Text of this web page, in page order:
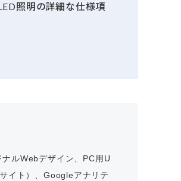
LED照明の詳細な仕様項
ナルWebデザイン、 PC用 U
イト） 、Googleアナリテ